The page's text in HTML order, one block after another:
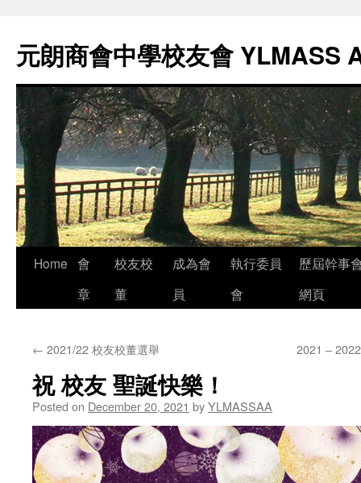
元朗商會中學校友會 YLMASS
Skip
Home 會
章
校友校
董
成為會
員
執行委員
會
歷屆幹事
網頁
← 2021/22 校友校董選舉 2021 –
祝 校友 聖誕快樂！
Posted on December 20, 2021 byYLMASSAA